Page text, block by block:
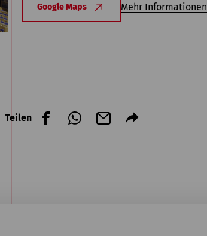
Google Maps Mehr Informationen
Teilen